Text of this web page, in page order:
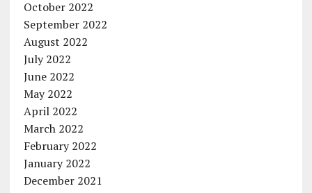
October 2022
September 2022
August 2022
July 2022
June 2022
May 2022
April 2022
March 2022
February 2022
January 2022
December 2021